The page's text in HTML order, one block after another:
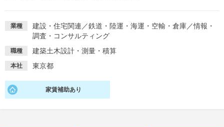
イベントを探す スカウト
就活ノウハウ・サポート
業種 建設・住宅関連 ／鉄道・陸運・海運・空輸・倉庫／情報・
調査・コンサルティング
職種 建築土木設計・測量・積算
本社 東京都
家賃補助あり